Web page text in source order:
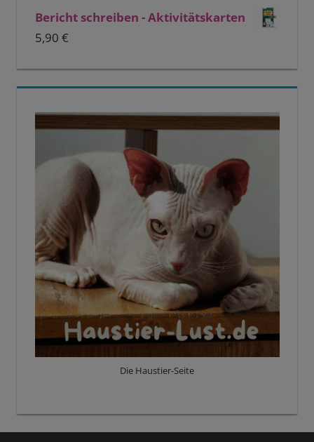
Bericht schreiben - Aktivitätskarten
5,90 €
Die Haustier-Seite